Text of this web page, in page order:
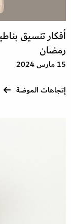
رمضان
15 مارس 2024
إتجاهات الموضة